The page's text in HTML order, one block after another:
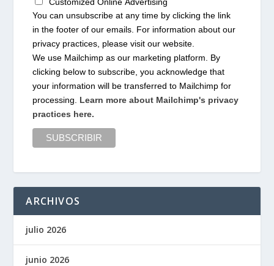
Customized Online Advertising
You can unsubscribe at any time by clicking the link
in the footer of our emails. For information about our
privacy practices, please visit our website.
We use Mailchimp as our marketing platform. By
clicking below to subscribe, you acknowledge that
your information will be transferred to Mailchimp for
processing. Learn more about Mailchimp's privacy
practices here.
ARCHIVOS
julio 2026
junio 2026